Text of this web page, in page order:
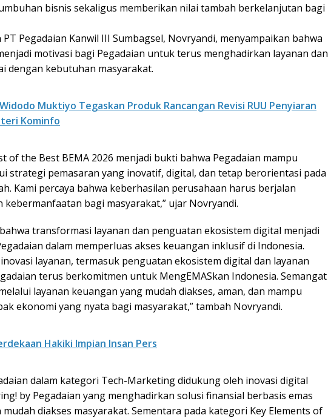
bisnis sekaligus memberikan nilai tambah berkelanjutan bagi
PT Pegadaian Kanwil III Sumbagsel, Novryandi, menyampaikan bahwa
motivasi bagi Pegadaian untuk terus menghadirkan layanan dan
dengan kebutuhan masyarakat.
Muktiyo Tegaskan Produk Rancangan Revisi RUU Penyiaran
Kominfo
of the Best BEMA 2026 menjadi bukti bahwa Pegadaian mampu
strategi pemasaran yang inovatif, digital, dan tetap berorientasi pada
Kami percaya bahwa keberhasilan perusahaan harus berjalan
bagi masyarakat,” ujar Novryandi.
transformasi layanan dan penguatan ekosistem digital menjadi
dalam memperluas akses keuangan inklusif di Indonesia.
layanan, termasuk penguatan ekosistem digital dan layanan
terus berkomitmen untuk MengEMASkan Indonesia. Semangat
layanan keuangan yang mudah diakses, aman, dan mampu
ekonomi yang nyata bagi masyarakat,” tambah Novryandi.
Hakiki Impian Insan Pers
dalam kategori Tech-Marketing didukung oleh inovasi digital
by Pegadaian yang menghadirkan solusi finansial berbasis emas
diakses masyarakat. Sementara pada kategori Key Elements of